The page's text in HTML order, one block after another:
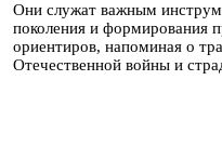
Они служат важным
поколения и формирования
ориентиров, напоминая о
Отечественной войны и